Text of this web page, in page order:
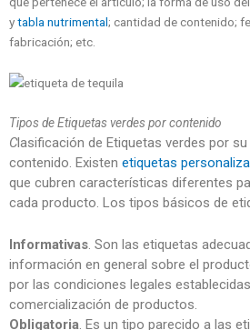
ytabla nutrimental; cantidad de contenido;
fabricación; etc.
Tipos de Etiquetas verdes por contenido
Clasificación de Etiquetas verdes por su
contenido. Existen etiquetas
que cubren características diferentes
cada producto. Los tipos básicos de
Informativas. Son las etiquetas
información en general sobre el
por las condiciones legales
comercialización de productos.
Obligatoria. Es un tipo parecido a las